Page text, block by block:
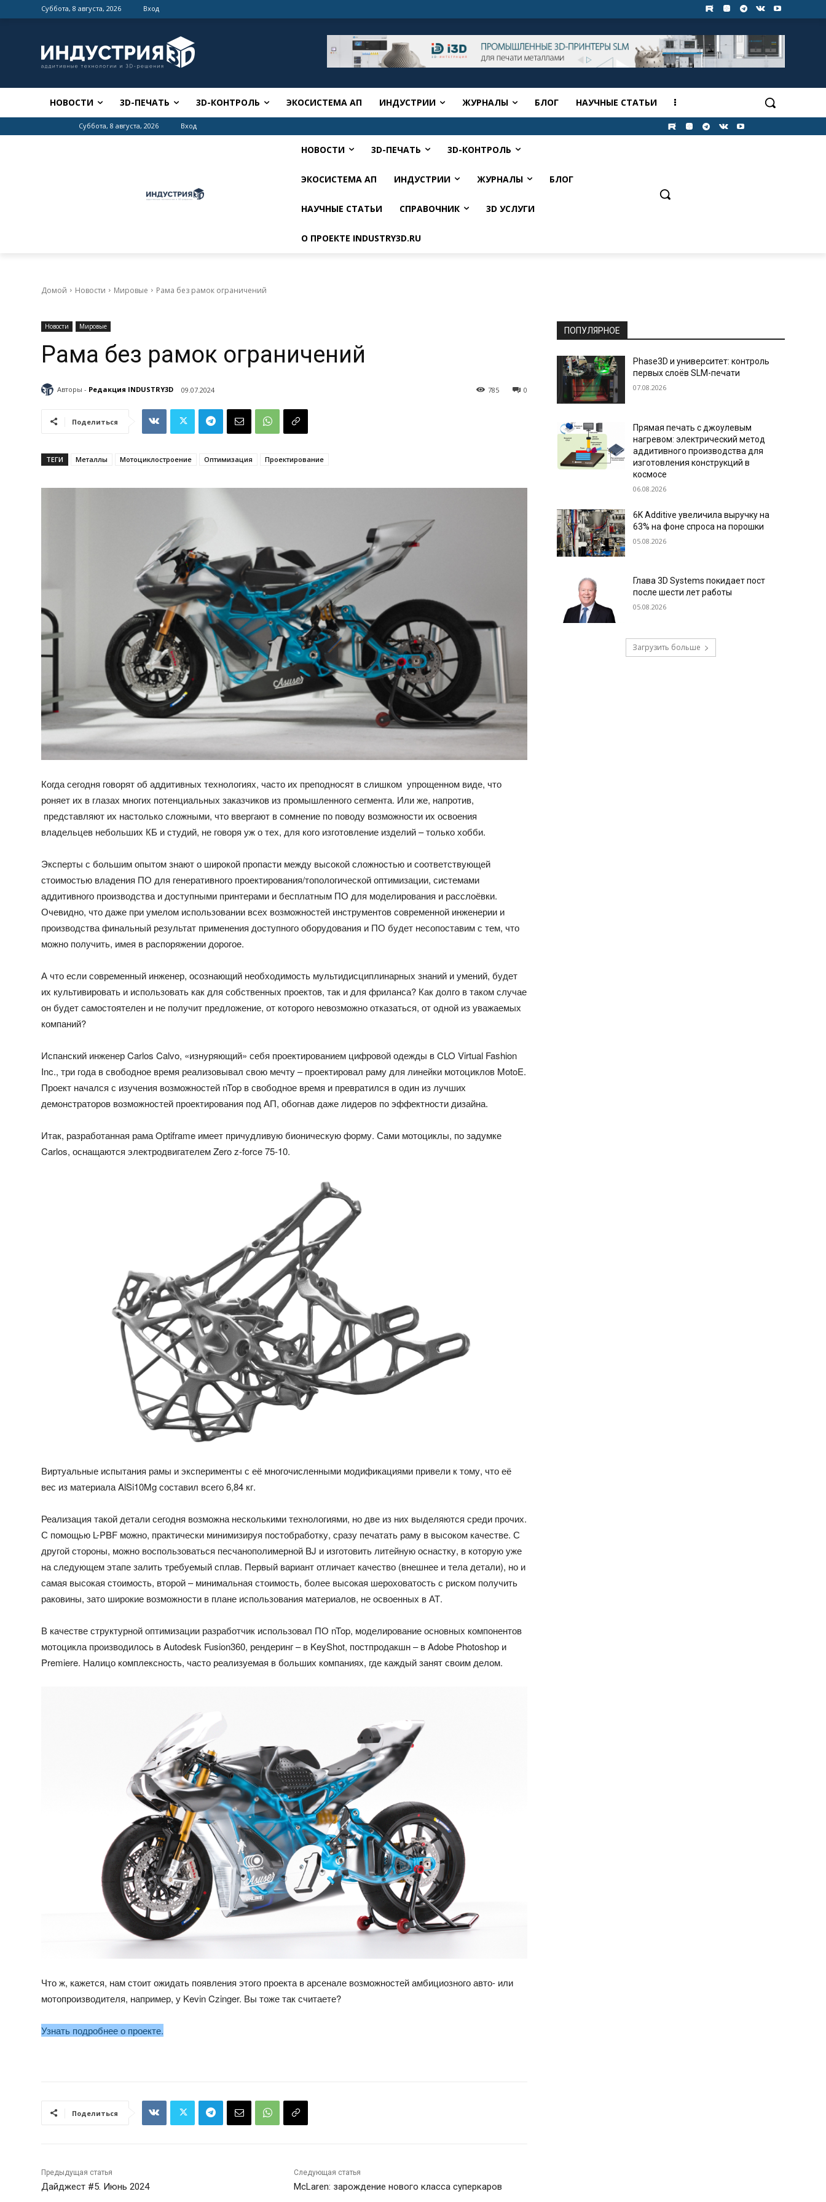
Суббота, 8 августа, 2026 Вход
НОВОСТИ 3D-ПЕЧАТЬ 3D-КОНТРОЛЬ ЭКОСИСТЕМА АП ИНДУСТРИИ ЖУРНАЛЫ БЛОГ НАУЧНЫЕ СТАТЬИ
Суббота, 8 августа, 2026 Вход
НОВОСТИ 3D-ПЕЧАТЬ 3D-КОНТРОЛЬ
ЭКОСИСТЕМА АП ИНДУСТРИИ ЖУРНАЛЫ БЛОГ
НАУЧНЫЕ СТАТЬИ СПРАВОЧНИК 3D УСЛУГИ
О ПРОЕКТЕ INDUSTRY3D.RU
Домой Новости Мировые Рама без рамок ограничений
Новости Мировые
Рама без рамок ограничений
Авторы - Редакция INDUSTRY3D 09.07.2024 0
785
Поделиться
ТЕГИ Металлы Мотоциклостроение Оптимизация Проектирование
Когда сегодня говорят об аддитивных технологиях, часто их преподносят в слишком упрощенном виде, что
роняет их в глазах многих потенциальных заказчиков из промышленного сегмента. Или же, напротив,
представляют их настолько сложными, что ввергают в сомнение по поводу возможности их освоения
владельцев небольших КБ и студий, не говоря уж о тех, для кого изготовление изделий – только хобби.
Эксперты с большим опытом знают о широкой пропасти между высокой сложностью и соответствующей
стоимостью владения ПО для генеративного проектирования/топологической оптимизации, системами
аддитивного производства и доступными принтерами и бесплатным ПО для моделирования и расслоёвки.
Очевидно, что даже при умелом использовании всех возможностей инструментов современной инженерии и
производства финальный результат применения доступного оборудования и ПО будет несопоставим с тем, что
можно получить, имея в распоряжении дорогое.
А что если современный инженер, осознающий необходимость мультидисциплинарных знаний и умений, будет
их культивировать и использовать как для собственных проектов, так и для фриланса? Как долго в таком случае
он будет самостоятелен и не получит предложение, от которого невозможно отказаться, от одной из уважаемых
компаний?
Испанский инженер Carlos Calvo, «изнуряющий» себя проектированием цифровой одежды в CLO Virtual Fashion
Inc., три года в свободное время реализовывал свою мечту – проектировал раму для линейки мотоциклов MotoE.
Проект начался с изучения возможностей nTop в свободное время и превратился в один из лучших
демонстраторов возможностей проектирования под АП, обогнав даже лидеров по эффектности дизайна.
Итак, разработанная рама Optiframe имеет причудливую бионическую форму. Сами мотоциклы, по задумке
Carlos, оснащаются электродвигателем Zero z-force 75-10.
Виртуальные испытания рамы и эксперименты с её многочисленными модификациями привели к тому, что её
вес из материала AlSi10Mg составил всего 6,84 кг.
Реализация такой детали сегодня возможна несколькими технологиями, но две из них выделяются среди прочих.
С помощью L-PBF можно, практически минимизируя постобработку, сразу печатать раму в высоком качестве. С
другой стороны, можно воспользоваться песчанополимерной BJ и изготовить литейную оснастку, в которую уже
на следующем этапе залить требуемый сплав. Первый вариант отличает качество (внешнее и тела детали), но и
самая высокая стоимость, второй – минимальная стоимость, более высокая шероховатость с риском получить
раковины, зато широкие возможности в плане использования материалов, не освоенных в АТ.
В качестве структурной оптимизации разработчик использовал ПО nTop, моделирование основных компонентов
мотоцикла производилось в Autodesk Fusion360, рендеринг – в KeyShot, постпродакшн – в Adobe Photoshop и
Premiere. Налицо комплексность, часто реализуемая в больших компаниях, где каждый занят своим делом.
Что ж, кажется, нам стоит ожидать появления этого проекта в арсенале возможностей амбициозного авто- или
мотопроизводителя, например, у Kevin Czinger. Вы тоже так считаете?
Узнать подробнее о проекте.
Поделиться
Предыдущая статья
Дайджест #5. Июнь 2024
Следующая статья
McLaren: зарождение нового класса суперкаров
ПОПУЛЯРНОЕ
Phase3D и университет: контроль
первых слоёв SLM-печати
07.08.2026
Прямая печать с джоулевым
нагревом: электрический метод
аддитивного производства для
изготовления конструкций в
космосе
06.08.2026
6K Additive увеличила выручку на
63% на фоне спроса на порошки
05.08.2026
Глава 3D Systems покидает пост
после шести лет работы
05.08.2026
Загрузить больше